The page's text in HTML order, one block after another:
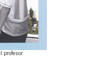
profesor